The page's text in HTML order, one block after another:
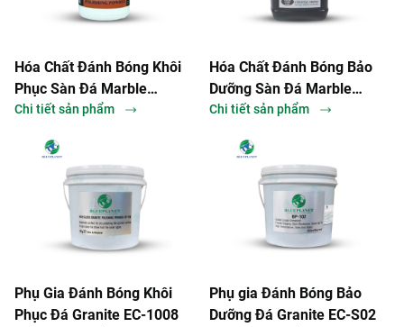
Hóa Chất Đánh Bóng Khôi
Phục Sàn Đá Marble
mCareLAB SCL-Marble
Chi tiết sản phẩm
Hóa Chất Đánh Bóng Bảo
Dưỡng Sàn Đá Marble
mCareLAB SCL-Crystal
Chi tiết sản phẩm
Phụ Gia Đánh Bóng Khôi
Phục Đá Granite EC-1008
Phụ gia Đánh Bóng Bảo
Dưỡng Đá Granite EC-S02